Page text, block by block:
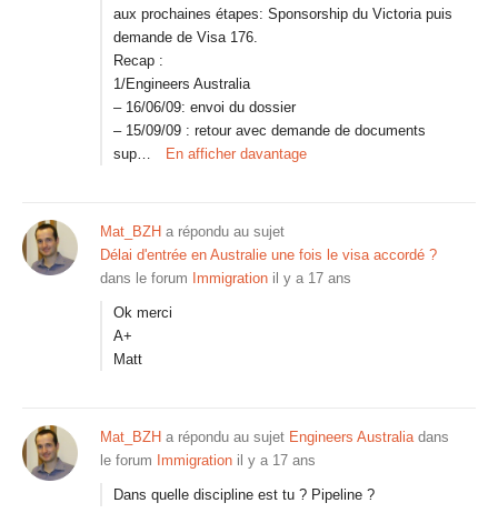
aux prochaines étapes: Sponsorship du Victoria puis
demande de Visa 176.
Recap :
1/Engineers Australia
– 16/06/09: envoi du dossier
– 15/09/09 : retour avec demande de documents
sup…
En afficher davantage
Mat_BZH a répondu au sujet
Délai d'entrée en Australie une fois le visa accordé ?
dans le forum Immigration il y a 17 ans
Ok merci
A+
Matt
Mat_BZH a répondu au sujet Engineers Australiadans
le forum Immigration il y a 17 ans
Dans quelle discipline est tu ? Pipeline ?